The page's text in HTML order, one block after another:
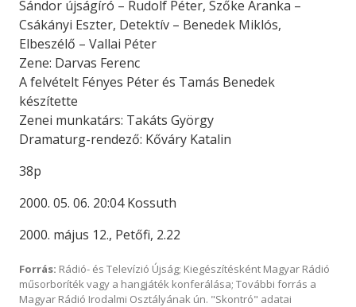
Sándor újságíró – Rudolf Péter, Szőke Aranka –
Csákányi Eszter, Detektív – Benedek Miklós,
Elbeszélő – Vallai Péter
Zene: Darvas Ferenc
A felvételt Fényes Péter és Tamás Benedek
készítette
Zenei munkatárs: Takáts György
Dramaturg-rendező: Kőváry Katalin
38p
2000. 05. 06. 20:04 Kossuth
2000. május 12., Petőfi, 2.22
Forrás: Rádió- és Televízió Újság; Kiegészítésként Magyar Rádió
műsorboríték vagy a hangjáték konferálása; További forrás a
Magyar Rádió Irodalmi Osztályának ún. "Skontró" adatai